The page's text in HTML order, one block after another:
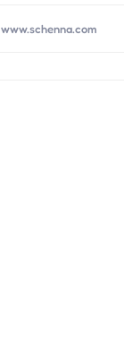
www.schenna.com